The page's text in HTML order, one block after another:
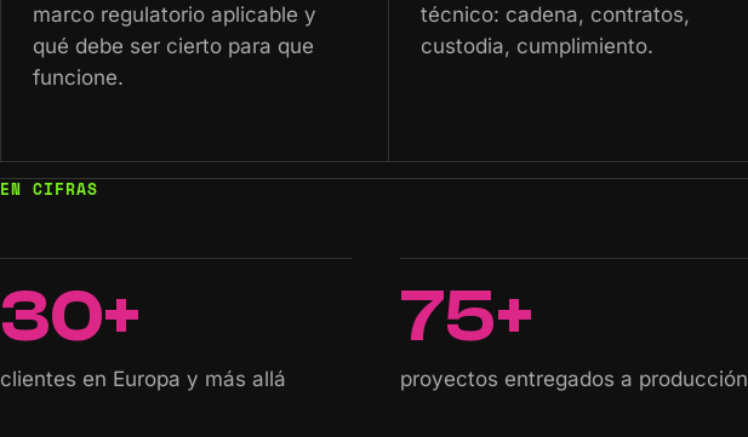
marco regulatorio aplicable y
qué debe ser cierto para que
funcione.
técnico: cadena, contratos,
custodia, cumplimiento.
EN CIFRAS
30+
clientes en Europa y más allá
75+
proyectos entregados a producción